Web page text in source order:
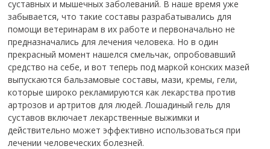
суставных и мышечных заболеваний. В наше время уже
забывается, что такие составы разрабатывались для
помощи ветеринарам в их работе и первоначально не
предназначались для лечения человека. Но в один
прекрасный момент нашелся смельчак, опробовавший
средство на себе, и вот теперь под маркой конских мазей
выпускаются бальзамовые составы, мази, кремы, гели,
которые широко рекламируются как лекарства против
артрозов и артритов для людей.Лошадиный гель для
суставов включает лекарственные выжимки и
действительно может эффективно использоваться при
лечении человеческих болезней.